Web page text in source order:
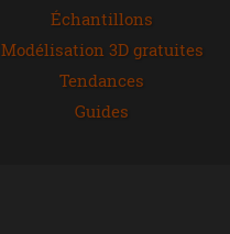
Échantillons
Modélisation 3D gratuites
Tendances
Guides